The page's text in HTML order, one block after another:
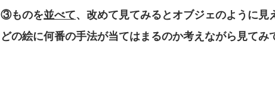
③ものを並べて、改めて見てみるとオブジェのように見
どの絵に何番の手法が当てはまるのか考えながら見てみ